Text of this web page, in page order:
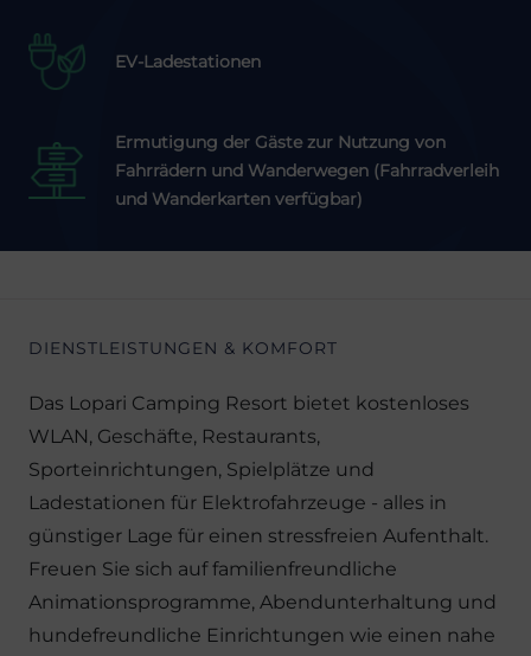
EV-Ladestationen
Ermutigung der Gäste zur Nutzung von
Fahrrädern und Wanderwegen (Fahrradverleih
und Wanderkarten verfügbar)
DIENSTLEISTUNGEN & KOMFORT
Das Lopari Camping Resort bietet kostenloses
WLAN, Geschäfte, Restaurants,
Sporteinrichtungen, Spielplätze und
Ladestationen für Elektrofahrzeuge - alles in
günstiger Lage für einen stressfreien Aufenthalt.
Freuen Sie sich auf familienfreundliche
Animationsprogramme, Abendunterhaltung und
hundefreundliche Einrichtungen wie einen nahe